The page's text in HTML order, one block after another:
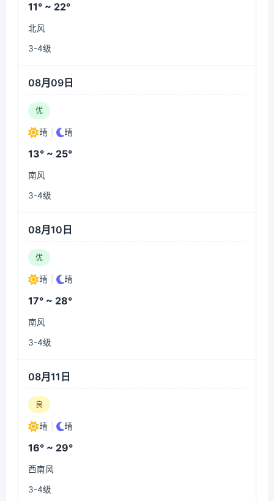
11° ~ 22°
北风
3-4级
08月09日
优
晴 晴
13° ~ 25°
南风
3-4级
08月10日
优
晴 晴
17° ~ 28°
南风
3-4级
08月11日
良
晴 晴
16° ~ 29°
西南风
3-4级